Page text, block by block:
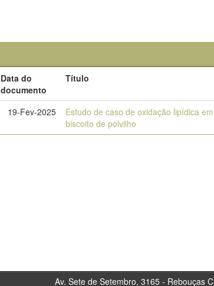
Data do
documento
Título
19-Fev-2025
Estudo de caso de oxidação lipídica em
biscoito de polvilho
Av. Sete de Setembro, 3165 -